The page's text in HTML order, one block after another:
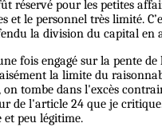
réservé pour les petites
et le personnel très limité.
la division du capital en
fois engagé sur la pente
la limite du
tombe dans l'excès
de l'article 24 que je
et peu légitime.